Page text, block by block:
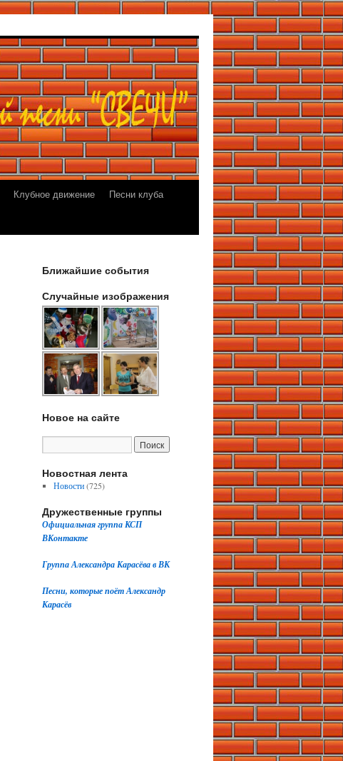
Клубное движение
Песни клуба
Ближайшие события
Случайные изображения
Новое на сайте
Новостная лента
Новости(725)
Дружественные группы
Официальная группа КСП
ВКонтакте
Группа Александра Карасёва в ВК
Песни, которые поёт Александр
Карасёв